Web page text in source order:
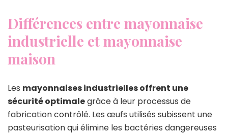
Différences entre mayonnaise
industrielle et mayonnaise
maison
Les mayonnaises industrielles offrent une
sécurité optimalegrâce à leur processus de
fabrication contrôlé. Les œufs utilisés subissent une
pasteurisation qui élimine les bactéries dangereuses